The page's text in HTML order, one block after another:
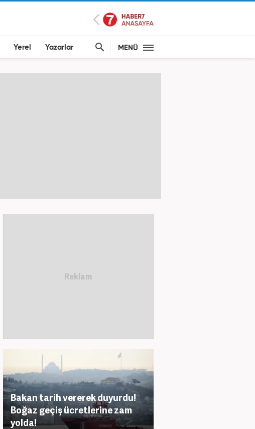
Yerel Yazarlar MENÜ
Bakan tarih vererek duyurdu!
Boğaz geçiş ücretlerine zam
yolda!